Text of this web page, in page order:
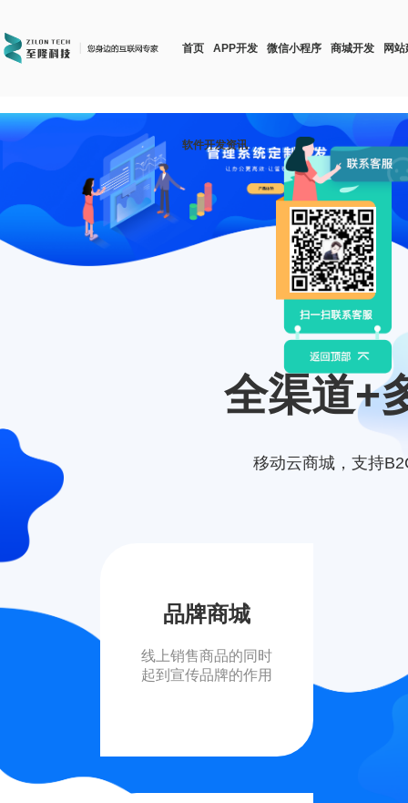
首页 APP开发 微信小程序 商城开发 网
软件开发资讯
全渠道+
移动云商城，支持
品牌商城
线上销售商品的同时
起到宣传品牌的作用